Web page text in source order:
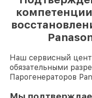
Наш сервисный
обязательными
Парогенераторов